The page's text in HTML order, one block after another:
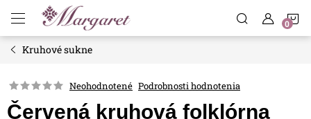
obsah
Kruhové sukne
Neohodnotené Podrobnosti hodnotenia
Červená kruhová folklórna